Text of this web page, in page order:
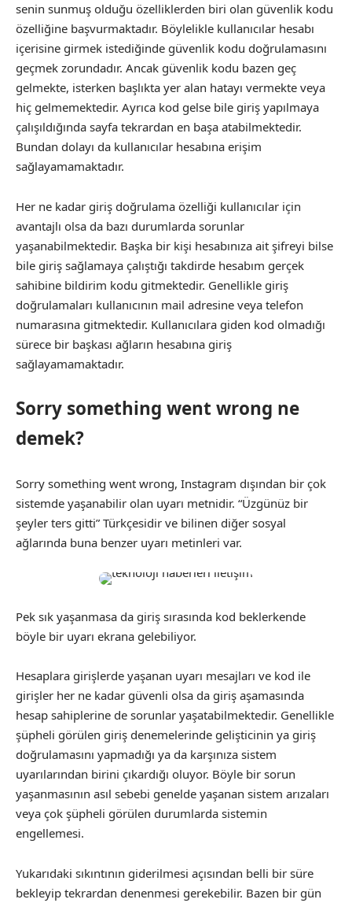
senin sunmuş olduğu özelliklerden biri olan güvenlik kodu
özelliğine başvurmaktadır. Böylelikle kullanıcılar hesabı
içerisine girmek istediğinde güvenlik kodu doğrulamasını
geçmek zorundadır. Ancak güvenlik kodu bazen geç
gelmekte, isterken başlıkta yer alan hatayı vermekte veya
hiç gelmemektedir. Ayrıca kod gelse bile giriş yapılmaya
çalışıldığında sayfa tekrardan en başa atabilmektedir.
Bundan dolayı da kullanıcılar hesabına erişim
sağlayamamaktadır.
Her ne kadar giriş doğrulama özelliği kullanıcılar için
avantajlı olsa da bazı durumlarda sorunlar
yaşanabilmektedir. Başka bir kişi hesabınıza ait şifreyi bilse
bile giriş sağlamaya çalıştığı takdirde hesabım gerçek
sahibine bildirim kodu gitmektedir. Genellikle giriş
doğrulamaları kullanıcının mail adresine veya telefon
numarasına gitmektedir. Kullanıcılara giden kod olmadığı
sürece bir başkası ağların hesabına giriş
sağlayamamaktadır.
Sorry something went wrong ne
demek?
Sorry something went wrong, Instagram dışından bir çok
sistemde yaşanabilir olan uyarı metnidir. “Üzgünüz bir
şeyler ters gitti” Türkçesidir ve bilinen diğer sosyal
ağlarında buna benzer uyarı metinleri var.
Pek sık yaşanmasa da giriş sırasında kod beklerkende
böyle bir uyarı ekrana gelebiliyor.
Hesaplara girişlerde yaşanan uyarı mesajları ve kod ile
girişler her ne kadar güvenli olsa da giriş aşamasında
hesap sahiplerine de sorunlar yaşatabilmektedir. Genellikle
şüpheli görülen giriş denemelerinde gelişticinin ya giriş
doğrulamasını yapmadığı ya da karşınıza sistem
uyarılarından birini çıkardığı oluyor. Böyle bir sorun
yaşanmasının asıl sebebi genelde yaşanan sistem arızaları
veya çok şüpheli görülen durumlarda sistemin
engellemesi.
Yukarıdaki sıkıntının giderilmesi açısından belli bir süre
bekleyip tekrardan denenmesi gerekebilir. Bazen bir gün